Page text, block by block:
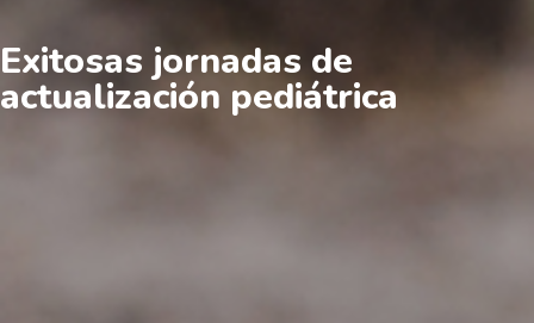
Exitosas jornadas de
actualización pediátrica